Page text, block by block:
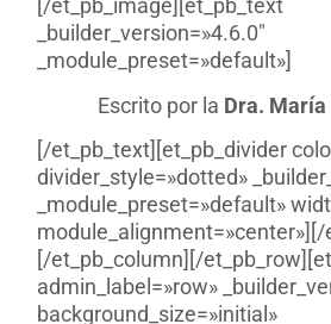
[/et_pb_image][et_pb_text
_builder_version=»4.6.0″
_module_preset=»default»]
Escrito por la Dra.
[/et_pb_text][et_pb_divider
divider_style=»dotted»
_module_preset=»default»
module_alignment=»center»][/
[/et_pb_column][/
admin_label=»row»
background_size=»initial»